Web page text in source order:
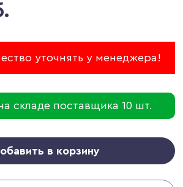
уточнять у менеджера!
складе поставщика 10 шт.
в корзину